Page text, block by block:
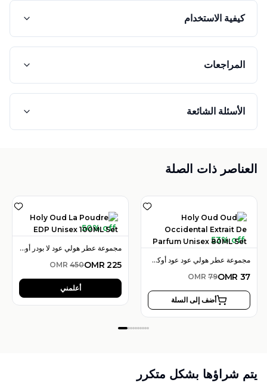
كيفية الاستخدام
المراجعات
الأسئلة الشائعة
العناصر ذات الصلة
50% off
مجموعة عطر هولي عود لا بودر أو دو بارفان 100 مل للجنسين
OMR 225
OMR 450
أعلمني
53% off
مجموعة عطر هولي عود عود أوكسيدنتال إكستريت دو بارفان 80 مل للرجال
OMR 37
OMR 79
أضف إلى السلة
يتم شراؤها بشكل متكرر